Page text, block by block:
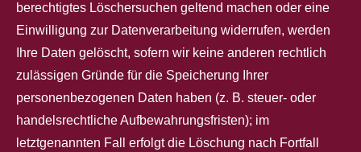
berechtigtes Löschersuchen geltend machen oder eine
Einwilligung zur Datenverarbeitung widerrufen, werden
Ihre Daten gelöscht, sofern wir keine anderen rechtlich
zulässigen Gründe für die Speicherung Ihrer
personenbezogenen Daten haben (z. B. steuer- oder
handelsrechtliche Aufbewahrungsfristen); im
letztgenannten Fall erfolgt die Löschung nach Fortfall